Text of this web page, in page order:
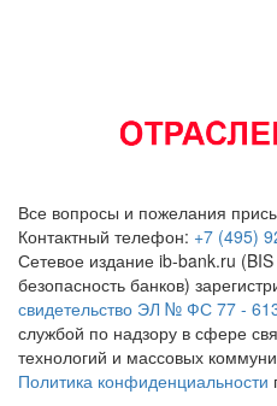
Все вопросы и пожелания
Контактный телефон: +7 (495)
Сетевое издание ib-bank.ru
безопасность банков)
свидетельство ЭЛ № ФС 77 -
службой по надзору в сфере
технологий и массовых
Политика конфиденциальности